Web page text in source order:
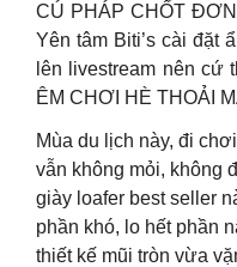
CÚ PHÁP CHỐT
Yên tâm Biti’s cài đặt
lên livestream nên
ÊM CHƠI HÈ THOẢI
Mùa du lịch này, đi
vẫn không mỏi, không
giày loafer best seller
phần khó, lo hết phần
thiết kế mũi tròn vừa